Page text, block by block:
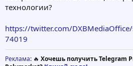
технологии?
https://twitter.com/
74019
Реклама: 🔥 Хочешь получить Telegram